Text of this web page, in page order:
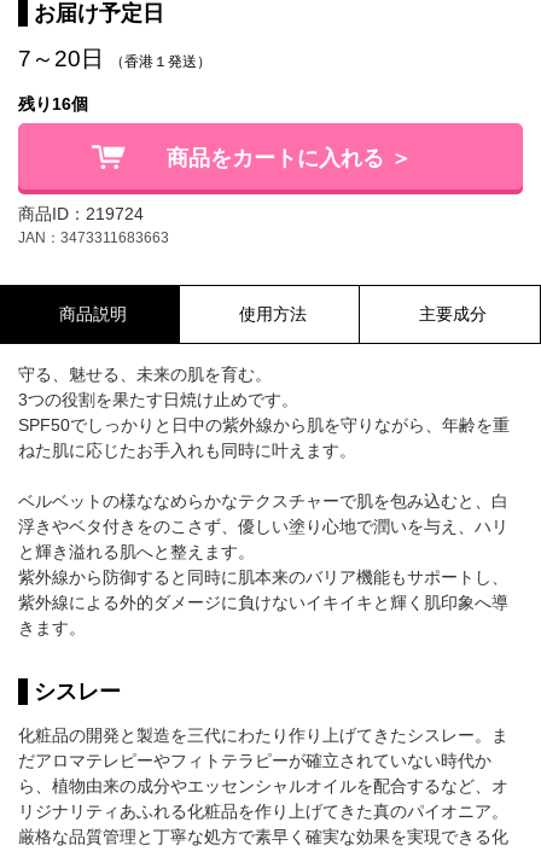
お届け予定日
7～20日 （香港１発送）
残り16個
商品をカートに入れる ＞
商品ID：219724
JAN：3473311683663
商品説明 使用方法 主要成分
守る、魅せる、未来の肌を育む。
3つの役割を果たす日焼け止めです。
SPF50でしっかりと日中の紫外線から肌を守りながら、年齢を重
ねた肌に応じたお手入れも同時に叶えます。
ベルベットの様ななめらかなテクスチャーで肌を包み込むと、白
浮きやベタ付きをのこさず、優しい塗り心地で潤いを与え、ハリ
と輝き溢れる肌へと整えます。
紫外線から防御すると同時に肌本来のバリア機能もサポートし、
紫外線による外的ダメージに負けないイキイキと輝く肌印象へ導
きます。
シスレー
化粧品の開発と製造を三代にわたり作り上げてきたシスレー。ま
だアロマテレピーやフィトテラピーが確立されていない時代か
ら、植物由来の成分やエッセンシャルオイルを配合するなど、オ
リジナリティあふれる化粧品を作り上げてきた真のパイオニア。
厳格な品質管理と丁寧な処方で素早く確実な効果を実現できる化